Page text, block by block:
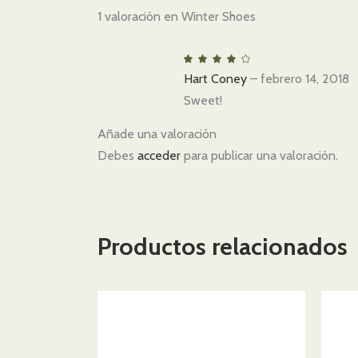
1 valoración en Winter Shoes
4de
5
Hart Coney – febrero 14, 2018
Sweet!
Añade una valoración
Debes acceder para publicar una valoración.
Productos relacionados